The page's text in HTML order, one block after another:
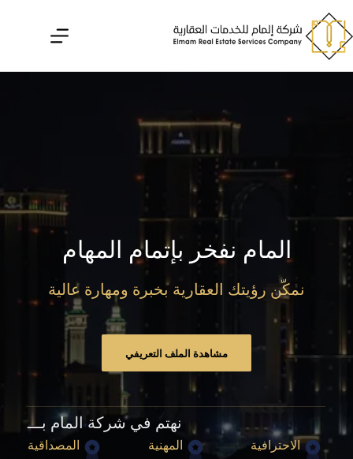
إلى
المحتوى
المام نفخر بإتمام المهام
نمكّن رؤيتك العقارية بخبرة ومهارة عالية
مشاهدة الملف التعريفي
نهتم في شركة المام بـــ
الاحترافية المهنية المصداقية